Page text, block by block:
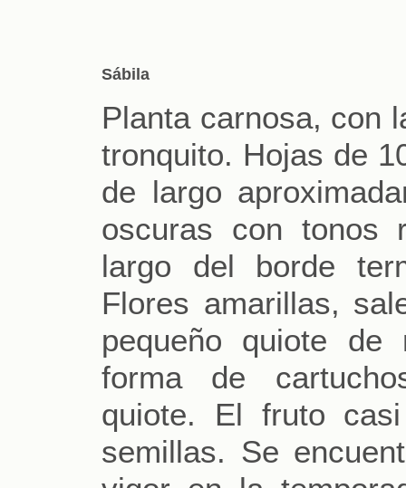
Sábila
Planta carnosa, con
tronquito. Hojas de
de largo
oscuras con tonos
largo del borde
Flores amarillas,
pequeño quiote
forma de
quiote. El fruto
semillas. Se